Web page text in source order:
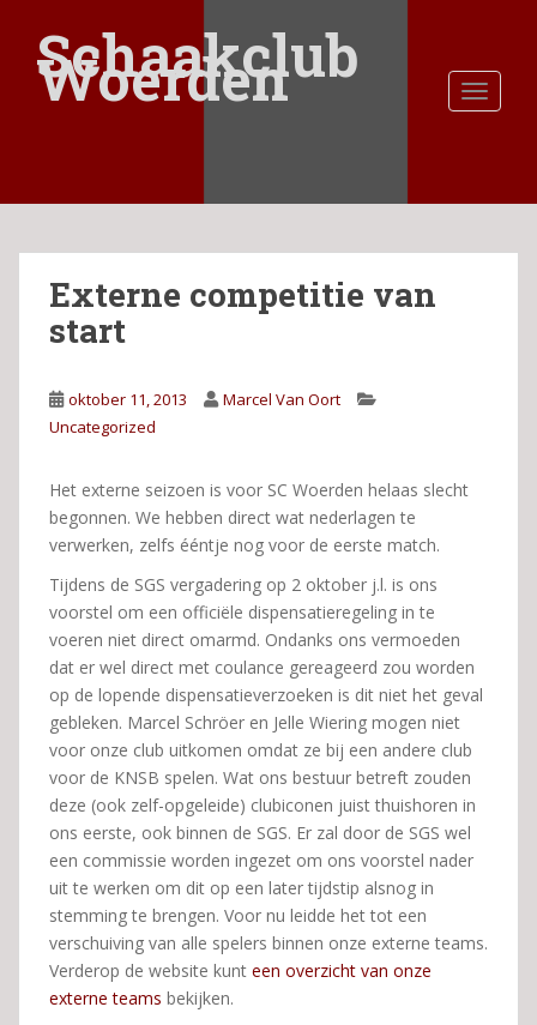
a
Schaakclub
Woerden
Externe competitie van
start
oktober 11, 2013
Marcel Van Oort
Uncategorized
Het externe seizoen is voor SC Woerden helaas slecht
begonnen. We hebben direct wat nederlagen te
verwerken, zelfs ééntje nog voor de eerste match.
Tijdens de SGS vergadering op 2 oktober j.l. is ons
voorstel om een officiële dispensatieregeling in te
voeren niet direct omarmd. Ondanks ons vermoeden
dat er wel direct met coulance gereageerd zou worden
op de lopende dispensatieverzoeken is dit niet het geval
gebleken. Marcel Schröer en Jelle Wiering mogen niet
voor onze club uitkomen omdat ze bij een andere club
voor de KNSB spelen. Wat ons bestuur betreft zouden
deze (ook zelf-opgeleide) clubiconen juist thuishoren in
ons eerste, ook binnen de SGS. Er zal door de SGS wel
een commissie worden ingezet om ons voorstel nader
uit te werken om dit op een later tijdstip alsnog in
stemming te brengen. Voor nu leidde het tot een
verschuiving van alle spelers binnen onze externe teams.
Verderop de website kunt een overzicht van onze
externe teams bekijken.